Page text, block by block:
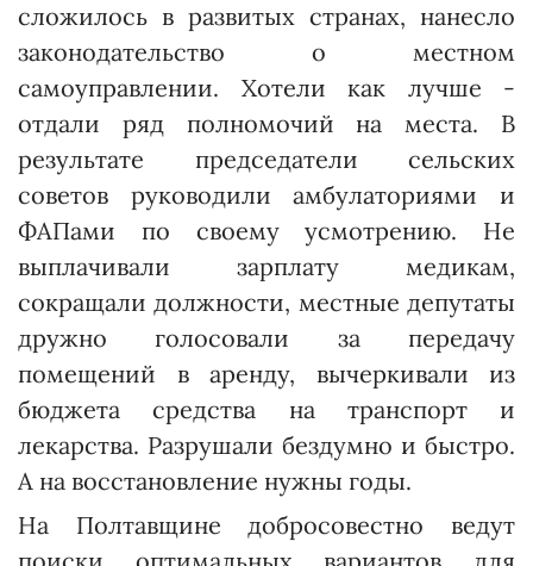
сложилось в развитых странах, нанесло
законодательство о местном
самоуправлении. Хотели как лучше -
отдали ряд полномочий на места. В
результате председатели сельских
советов руководили амбулаториями и
ФАПами по своему усмотрению. Не
выплачивали зарплату медикам,
сокращали должности, местные депутаты
дружно голосовали за передачу
помещений в аренду, вычеркивали из
бюджета средства на транспорт и
лекарства. Разрушали бездумно и быстро.
А на восстановление нужны годы.
На Полтавщине добросовестно ведут